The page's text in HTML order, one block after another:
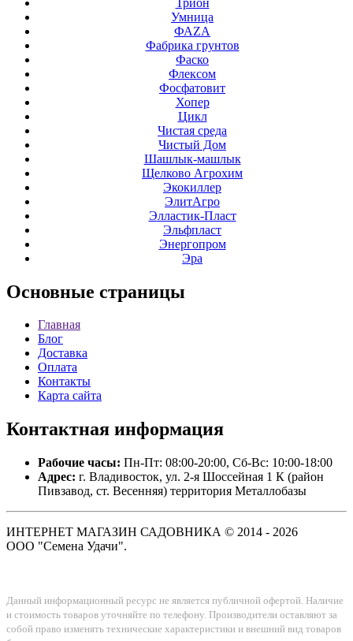
Умница
ФАZА
Фабрика грунтов
Фаско
Флексом
Фосфатовит
Хопер
Цикл
Чистая среда
Чистый Дом
Шашлык-машлык
Щелково Агрохим
Экокиллер
ЭлитАгро
Элластик-Пласт
Эльфпласт
Энергопром
Эра
Основные страницы
Главная
Блог
Доставка
Оплата
Контакты
Карта сайта
Контактная информация
Рабочие часы: Пн-Пт: 08:00-20:00, Сб-Вс: 10:00-18:00
Адрес: г. Владивосток, ул. 2-я Шоссейная 1 К (район
Пивзавод, ст. Весенняя) территория Металлобазы
ИНТЕРНЕТ МАГАЗИН САДОВНИКА © 2014 - 2026
ООО "Семена Удачи".
Данный информационный ресурс не является публичной офертой. Наличие
и стоимость товаров уточняйте по телефону. Производители оставляют за
собой право изменять технические характеристики и внешний вид товаров